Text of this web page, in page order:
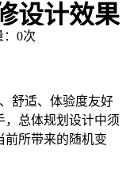
设计效果
0次
舒适、体验度友好
，总体规划设计中须
前所带来的随机变